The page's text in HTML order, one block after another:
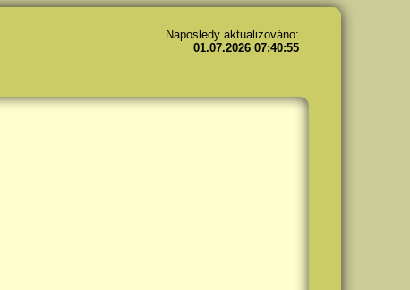
Naposledy aktualizováno:
01.07.2026 07:40:55